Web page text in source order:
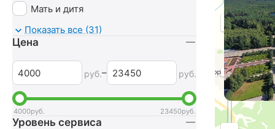
Мать и дитя
Мочеполовая система
Неврология
Нервная система
Обмен веществ
Оздоровительный
Опорно-двигательный аппарат
Показать все (31)
Цена
руб.– руб.
4000руб. 23450руб.
Уровень сервиса